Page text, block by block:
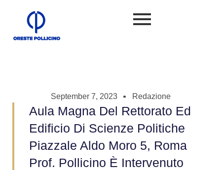
September 7, 2023 Redazione
Aula Magna Del Rettorato Ed
Edificio Di Scienze Politiche
Piazzale Aldo Moro 5, Roma
Prof. Pollicino È Intervenuto